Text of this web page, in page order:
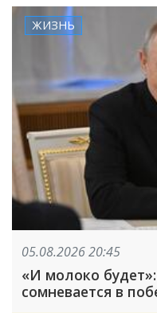
ЖИЗНЬ
05.08.2026 20:45
«И молоко
сомневается в